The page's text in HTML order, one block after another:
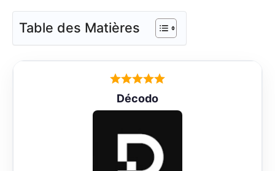
Table des Matières
Décodo